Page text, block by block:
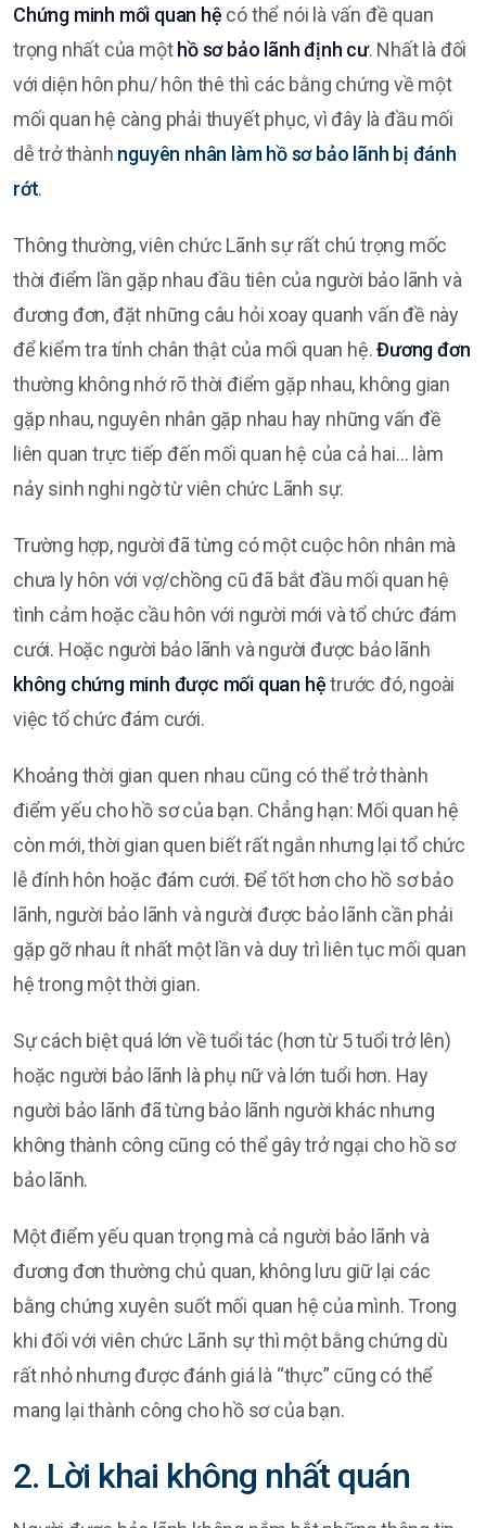
Chứng minh mối quan hệ có thể nói là vấn đề quan
trọng nhất của một hồ sơ bảo lãnh định cư. Nhất là đối
với diện hôn phu/ hôn thê thì các bằng chứng về một
mối quan hệ càng phải thuyết phục, vì đây là đầu mối
dễ trở thành nguyên nhân làm hồ sơ bảo lãnh bị đánh
rớt.
Thông thường, viên chức Lãnh sự rất chú trọng mốc
thời điểm lần gặp nhau đầu tiên của người bảo lãnh và
đương đơn, đặt những câu hỏi xoay quanh vấn đề này
để kiểm tra tính chân thật của mối quan hệ.Đương đơn
thường không nhớ rõ thời điểm gặp nhau, không gian
gặp nhau, nguyên nhân gặp nhau hay những vấn đề
liên quan trực tiếp đến mối quan hệ của cả hai… làm
nảy sinh nghi ngờ từ viên chức Lãnh sự.
Trường hợp, người đã từng có một cuộc hôn nhân mà
chưa ly hôn với vợ/chồng cũ đã bắt đầu mối quan hệ
tình cảm hoặc cầu hôn với người mới và tổ chức đám
cưới. Hoặc người bảo lãnh và người được bảo lãnh
không chứng minh được mối quan hệtrước đó, ngoài
việc tổ chức đám cưới.
Khoảng thời gian quen nhau cũng có thể trở thành
điểm yếu cho hồ sơ của bạn. Chẳng hạn: Mối quan hệ
còn mới, thời gian quen biết rất ngắn nhưng lại tổ chức
lễ đính hôn hoặc đám cưới. Để tốt hơn cho hồ sơ bảo
lãnh, người bảo lãnh và người được bảo lãnh cần phải
gặp gỡ nhau ít nhất một lần và duy trì liên tục mối quan
hệ trong một thời gian.
Sự cách biệt quá lớn về tuổi tác (hơn từ 5 tuổi trở lên)
hoặc người bảo lãnh là phụ nữ và lớn tuổi hơn. Hay
người bảo lãnh đã từng bảo lãnh người khác nhưng
không thành công cũng có thể gây trở ngại cho hồ sơ
bảo lãnh.
Một điểm yếu quan trọng mà cả người bảo lãnh và
đương đơn thường chủ quan, không lưu giữ lại các
bằng chứng xuyên suốt mối quan hệ của mình. Trong
khi đối với viên chức Lãnh sự thì một bằng chứng dù
rất nhỏ nhưng được đánh giá là “thực” cũng có thể
mang lại thành công cho hồ sơ của bạn.
2. Lời khai không nhất quán